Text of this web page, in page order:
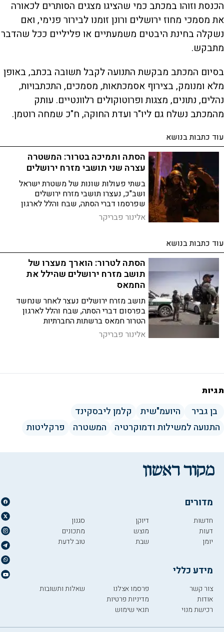
הכנסת וזוהו במכתב כמי שהציגו מצגים הסותרים לכאורה
את מסמכי מחוז ירושלים ורונן זומנו לבירור פנימי, ואם
נשקלה בחינת היבטים משמעתיים או פליליים ככל שהדבר
מתבקש.
בסיום המכתב מבקשת התנועה לקבל תשובה בכתב, באופן
מלא ומנומק, בצירוף אסמכתאות, מסמכים, התכתבויות,
נהלים, נתונים, מצגות ופרוטוקולים רלוונטיים. עותק
מהמכתב נשלח גם ליו"ר ועדת החוקה, ח"כ שמחה רוטמן.
עוד כתבות בנושא
הסתה ותמיכה בטרור: המשטרה
עצרה שני תושבי מזרח ירושלים
בשתי פעולות שונות של משטרת ישראל
ושב"כ, נעצרו תושבי מזרח ירושלים
שפרסמו דברי הסתה, שבח והלל לארגון
הטרור חמאס. מעצרם של השניים הוארך
לבקשת המשטרה לצורך המשך חקירתם
אלינור פבריקר
עוד כתבות בנושא
הסתה לטרור: הוארך מעצרו של
תושב מזרח ירושלים שהילל את
החמאס
תושב מזרח ירושלים נעצר לאחר שנחשד
בפרסום דברי הסתה, שבח והלל לארגון
הטרור חמאס ברשתות החברתיות
אלינור פבריקר
תגיות
בן גביר היועמ"שית
קלמן ליבסקינד
התנועה למשילות ודמוקרטיה
המשטרה פרקליטות
מדורים
חדשות
דעות
יומן
דיוקן
מוצש
שבת
סגנון
מתכונים
טוב לדעת
מידע כללי
צור קשר
אודות
רכישת מנוי
פרסמו אצלנו
מדיניות פרטיות
תנאי שימוש
שאלות ותשובות